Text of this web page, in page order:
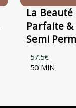
La
Parfaite &
Semi
57.5€
50 MIN